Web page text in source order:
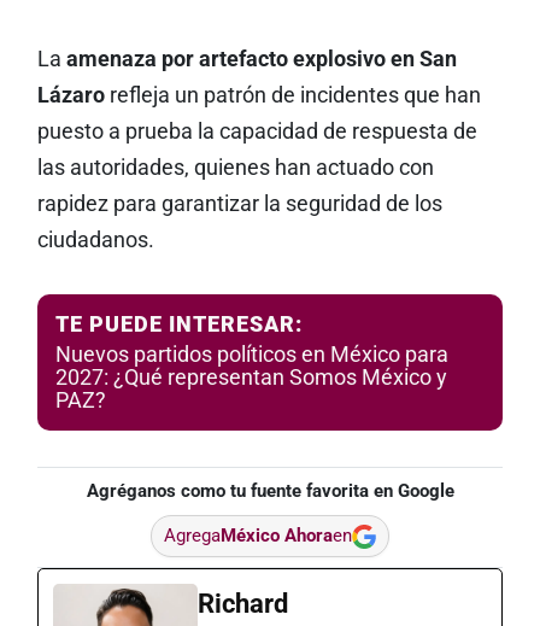
La amenaza por artefacto explosivo en San
Lázarorefleja un patrón de incidentes que han
puesto a prueba la capacidad de respuesta de
las autoridades, quienes han actuado con
rapidez para garantizar la seguridad de los
ciudadanos.
TE PUEDE INTERESAR:
Nuevos partidos políticos en México para
2027: ¿Qué representan Somos México y
PAZ?
Agréganos como tu fuente favorita en Google
AgregaMéxico Ahoraen
Richard